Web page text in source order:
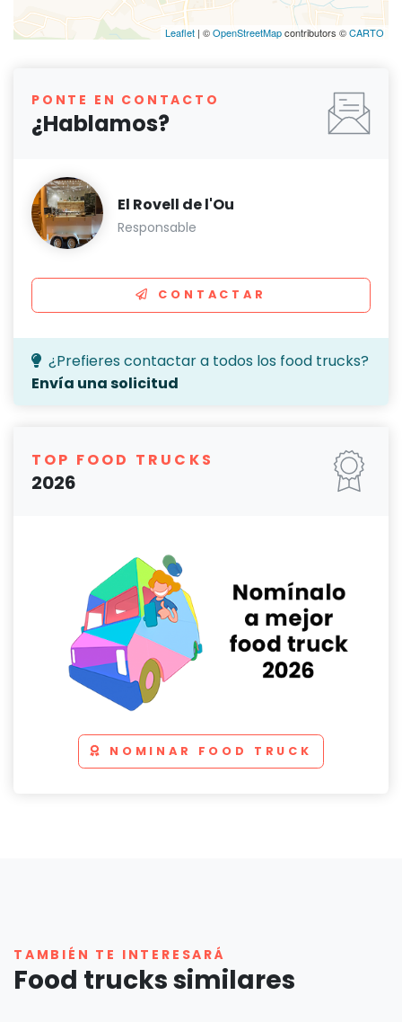
Leaflet | ©OpenStreetMapcontributors ©CARTO
PONTE EN CONTACTO
¿Hablamos?
El Rovell de l'Ou
Responsable
CONTACTAR
¿Prefieres contactar a todos los food trucks?
Envía una solicitud
TOP FOOD TRUCKS
2026
NOMINAR FOOD TRUCK
TAMBIÉN TE INTERESARÁ
Food trucks similares